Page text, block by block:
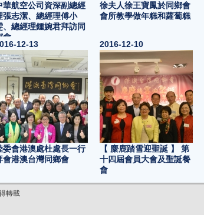
華航空公司資深副總經
張志潔、總經理傅小
、總經理鍾婉君拜訪同
會
徐夫人徐王寶鳳於同鄉會
會所教學做年糕和蘿蔔糕
12-13
委會港澳處杜處長一行
會港澳台灣同鄉會
2016-12-10
【 麋鹿踏雪迎聖誕 】 第
十四屆會員大會及聖誕餐
會
11-24 2016-10-28
轉載